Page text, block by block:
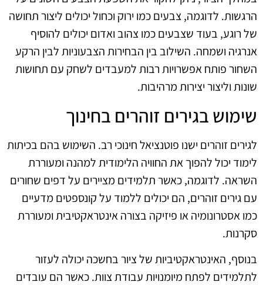
הרגשות. לדוגמה, צבעים כמו ירוק וכחול יכולים ליצור תחושה
של רוגע, בעוד שצבעים כמו צהוב ואדום יכולים להוסיף
אנרגיה ושמחה. השילוב בין הבחירות הצבעוניות לבין הרקע
השחור פותח אפשרויות רבות למעבדים לשחק עם תחושות
שונות וליצור יצירות מרהיבות.
שימוש בגירים זוהרים בחינוך
לגירים זוהרים ישנו פוטנציאל חינוכי רב. השימוש בהם בכיתות
לימוד יכול להפוך את החוויה הלימודית למהנה ומעוררת
השראה. לדוגמה, כאשר תלמידים מציירים על דפים שחורים
עם גירים זוהרים, הם יכולים ללמוד על קונספטים מדעיים
כמו אסטרונומיה או פיזיקה בצורה אינטראקטיבית ומעוררת
סקרנות.
בנוסף, האינטראקטיביות של ציור בחשכה יכולה לעזור
לתלמידים לפתח מיומנויות עבודת צוות. כאשר הם עובדים